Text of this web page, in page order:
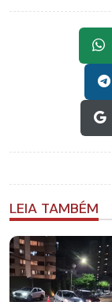
LEIA TAMBÉM